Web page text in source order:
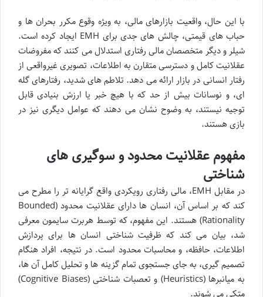
با این حال، واقعیت بازارهای مالی، به ویژه وقوع مکرر بحران ها و
حباب های قیمتی، چالش های جدی برای EMH ایجاد کرده است.
شیلر و دیگر متخصصان مالی رفتاری استدلال می کنند که مفروضات
عقلانیت کامل و دسترسی متقارن به اطلاعات، تصویری غیرواقعی از
رفتار انسانی در بازار ارائه می دهد. تلاطم های شدید، رفتارهای گله
ای، و نوسانات بیش از حد که با هیچ خبر یا ارزش بنیادی قابل
توجیه نیستند، به وضوح نشان می دهند که عوامل دیگری نیز در
بازی هستند.
مفهوم عقلانیت محدود و سوگیری های
شناختی
در مقابل EMH، مالی رفتاری رویکردی واقع گرایانه تر را مطرح می
کند که بر اساس آن، انسان ها دارای عقلانیت محدود (Bounded
Rationality) هستند. این مفهوم، که توسط هربرت سایمون معرفی
شد، بیان می کند که ظرفیت شناختی انسان ها برای پردازش
اطلاعات، حافظه، و محاسبات محدود است. در نتیجه، افراد هنگام
تصمیم گیری، به جای جستجوی تمام گزینه ها و تحلیل کامل آن ها،
به میانبرها (Heuristics) و تعصبات شناختی (Cognitive Biases)
متکی می شوند.